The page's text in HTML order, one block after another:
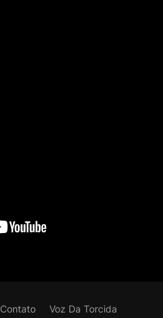
Contato Voz Da Torcida